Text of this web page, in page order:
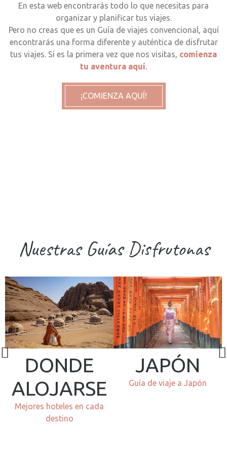
En esta web encontrarás todo lo que necesitas para
organizar y planificar tus viajes.
Pero no creas que es un Guía de viajes convencional, aquí
encontrarás una forma diferente y auténtica de disfrutar
tus viajes. Si es la primera vez que nos visitas, comienza
tu aventura aquí
¡COMIENZA AQUÍ!
Nuestras Guías Disfrutonas
DONDE
ALOJARSE
Mejores hoteles en cada
destino
JAPÓN
Guía de viaje a Japón